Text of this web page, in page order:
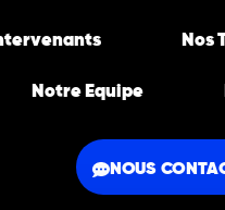
Nos
Notre Equipe
NOUS